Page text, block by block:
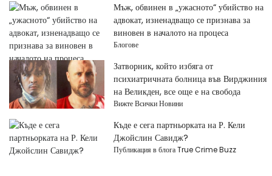
Мъж, обвинен в „ужасното“ убийство на
адвокат, изненадващо се признава за
виновен в началото на процеса
Блогове
Затворник, който избяга от
психиатричната болница във Вирджиния
на Великден, все още е на свобода
Вижте Всички Новини
Къде е сега партньорката на Р. Кели
Джойслин Савидж?
Публикация в блога True Crime Buzz